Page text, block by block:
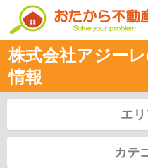
株式会社アジー
情報
エ
カテ